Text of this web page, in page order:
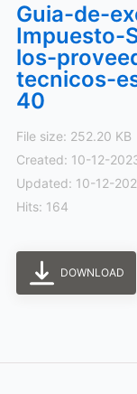
Guia-de-
Impuesto-
los-
tecnicos-
40
File size: 252.20 KB
Created: 10-12-
Updated: 10-12-
Hits: 164
DOWNLOAD